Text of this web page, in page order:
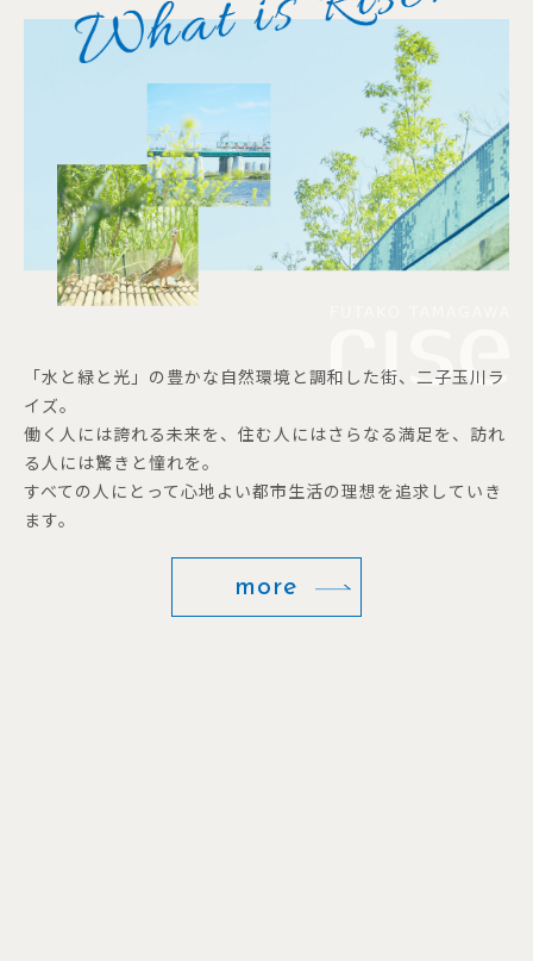
「水と緑と光」の豊かな自然環境と調和した街、二子玉川ラ
イズ。
働く人には誇れる未来を、住む人にはさらなる満足を、訪れ
る人には驚きと憧れを。
すべての人にとって心地よい都市生活の理想を追求していき
ます。
more